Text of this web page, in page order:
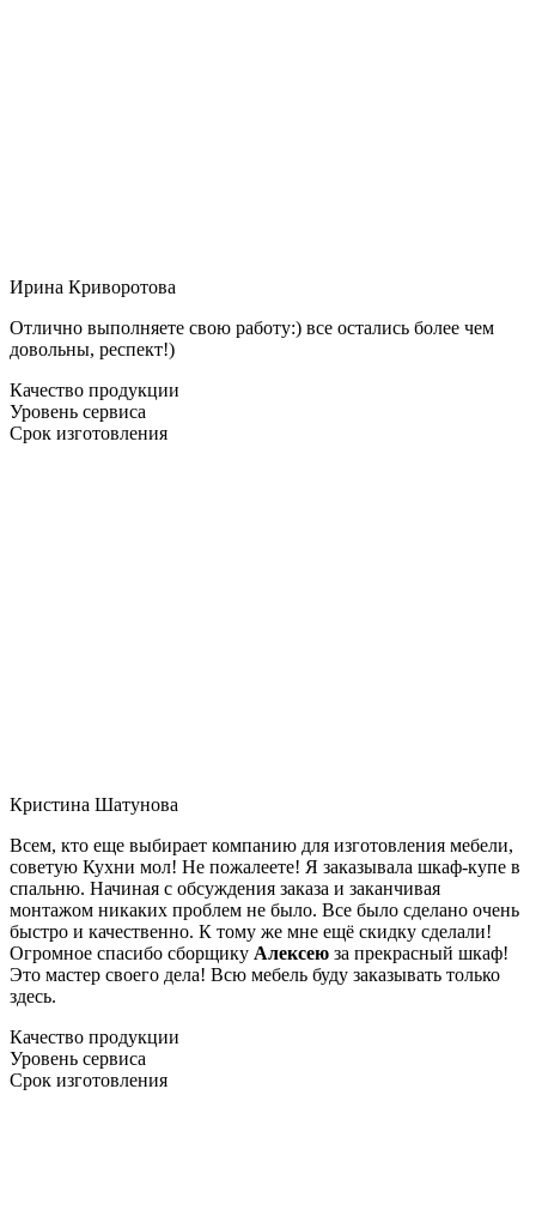
Ирина Криворотова
Отлично выполняете свою работу:) все остались более чем
довольны, респект!)
Качество продукции
Уровень сервиса
Срок изготовления
Кристина Шатунова
Всем, кто еще выбирает компанию для изготовления мебели,
советую Кухни мол! Не пожалеете! Я заказывала шкаф-купе в
спальню. Начиная с обсуждения заказа и заканчивая
монтажом никаких проблем не было. Все было сделано очень
быстро и качественно. К тому же мне ещё скидку сделали!
Огромное спасибо сборщику Алексею за прекрасный шкаф!
Это мастер своего дела! Всю мебель буду заказывать только
здесь.
Качество продукции
Уровень сервиса
Срок изготовления